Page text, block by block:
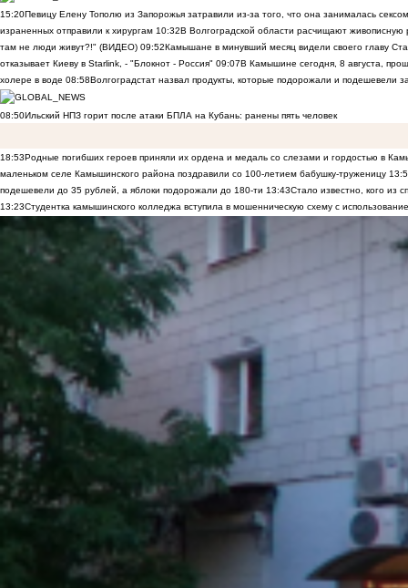
15:20Певицу Елену Тополю из Запорожья затравили из-за того, что она занималась
израненных отправили к хирургам 10:32В Волгоградской области расчищают
там не люди живут?!" (ВИДЕО) 09:52Камышане в минувший месяц видели своего главу
отказывает Киеву в Starlink, - "Блокнот - Россия" 09:07В Камышине сегодня, 8 августа,
холере в воде 08:58Волгоградстат назвал продукты, которые подорожали и подешевели
08:50Ильский НПЗ горит после атаки БПЛА на Кубань: ранены пять человек
18:53Родные погибших героев приняли их ордена и медаль со слезами и гордостью в
маленьком селе Камышинского района поздравили со 100-летием бабушку-труженицу
подешевели до 35 рублей, а яблоки подорожали до 180-ти 13:43Стало известно, кого из
13:23Студентка камышинского колледжа вступила в мошенническую схему с